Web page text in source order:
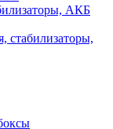
АКБ
стабилизаторы,